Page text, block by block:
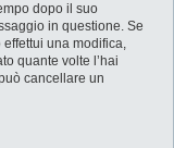
dopo il suo
in questione. Se
una modifica,
quante volte l’hai
cancellare un